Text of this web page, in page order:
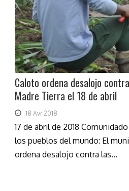
Caloto ordena desalojo
Madre Tierra el 18 de abril
18 Avr 2018
17 de abril de 2018
los pueblos del mundo: El
ordena desalojo contra las...